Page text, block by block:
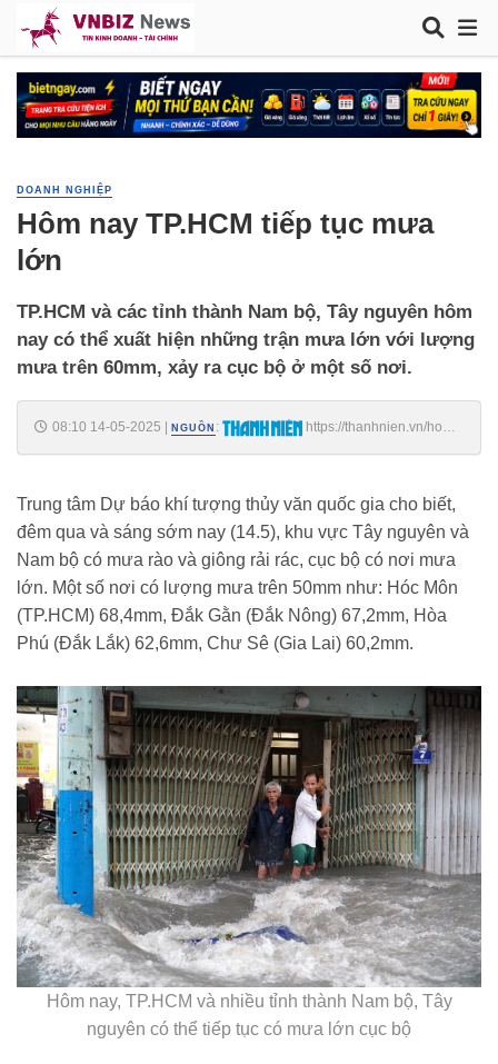
DOANH NGHIỆP
Hôm nay TP.HCM tiếp tục mưa
lớn
TP.HCM và các tỉnh thành Nam bộ, Tây nguyên hôm
nay có thể xuất hiện những trận mưa lớn với lượng
mưa trên 60mm, xảy ra cục bộ ở một số nơi.
08:10 14-05-2025 NGUỒN :
https://thanhnien.vn/hom-
Trung tâm Dự báo khí tượng thủy văn quốc gia cho biết,
đêm qua và sáng sớm nay (14.5), khu vực Tây nguyên và
Nam bộ có mưa rào và giông rải rác, cục bộ có nơi mưa
lớn. Một số nơi có lượng mưa trên 50mm như: Hóc Môn
(TP.HCM) 68,4mm, Đắk Gằn (Đắk Nông) 67,2mm, Hòa
Phú (Đắk Lắk) 62,6mm, Chư Sê (Gia Lai) 60,2mm.
Hôm nay, TP.HCM và nhiều tỉnh thành Nam bộ, Tây
nguyên có thể tiếp tục có mưa lớn cục bộ